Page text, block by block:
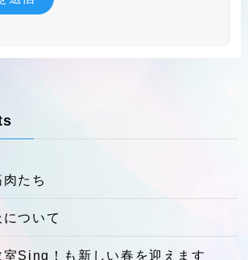
たち
ついて
Sing！も新しい春を迎えます